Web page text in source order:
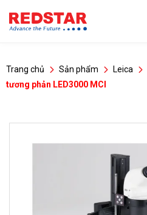
qua
Trang chủ Sản phẩm Leica
tương phản LED3000 MCI